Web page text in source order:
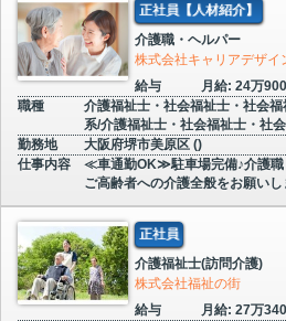
正社員【人材紹介】
介護職・ヘルパー
株式会社キャリアデザ
給与
月給: 24万
職種
介護福祉士・社会福祉士・社会
系/介護福祉士・社会福祉士・社
勤務地
大阪府堺市美原区 ()
仕事内容
≪車通勤OK≫駐車場完備♪介護職
ご高齢者への介護全般をお願い
正社員
介護福祉士(訪問介護)
株式会社福祉の街
給与
月給: 27万